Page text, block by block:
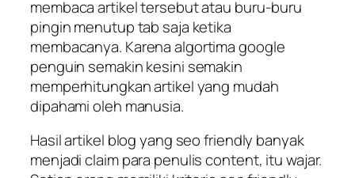
membaca artikel tersebut atau buru-buru
pingin menutup tab saja ketika
membacanya. Karena algortima google
penguin semakin kesini semakin
memperhitungkan artikel yang mudah
dipahami oleh manusia.
Hasil artikel blog yang seo friendly banyak
menjadi claim para penulis content, itu wajar.